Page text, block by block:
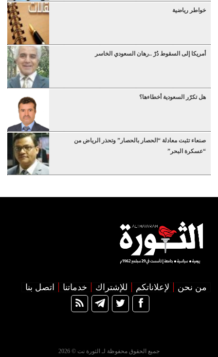
خواطر رياضية
أمريكا إلى السقوط دُرْ ..رهان السعودي الخاسر
هل تكرّر السعودية أخطاءها؟
صنعاء تثبت معادلة “الحصار بالحصار” وتحذر الرياض من
“عسكرة البحر”
من نحن لإعلاناتكم للإشتراك خدماتنا اتصل بنا
جميع الحقوق محفوظة لـ الثورة نت © 2026